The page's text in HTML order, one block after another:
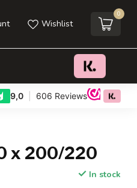
Wishlist
0
Add to cart
x 200/220
In stock